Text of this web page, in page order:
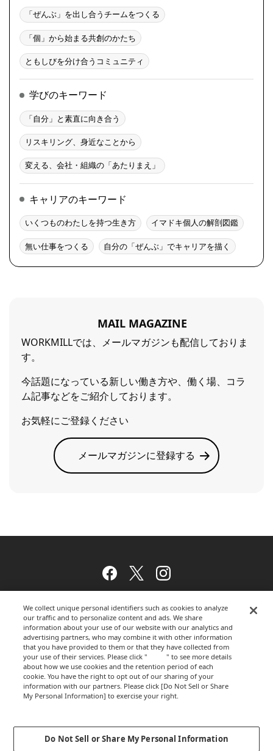
「ぜんぶ」を出し合うチームをつくる
「個」から始まる共創のかたち
ともしびを分け合うコミュニティ
学びのキーワード
「自分」と素直に向き合う
リスキリング、身近なことから
変える、会社・組織の「あたりまえ」
キャリアのキーワード
いくつものわたしを持つ生き方 イマドキ個人の解剖図鑑
無い仕事をつくる 自分の「ぜんぶ」でキャリアを描く
MAIL MAGAZINE
WORKMILLでは、メールマガジンも配信しておりま
す。
今話題になっている新しい働き方や、働く場、コラ
ム記事などをご紹介しております。
お気軽にご登録ください
メールマガジンに登録する
Facebook
TwitterInstagram
ウェブサイトのご利用について
プライバシーポリシー
We collect unique personal identifiers such as cookies to analyze
our traffic and to personalize content and ads. We share
information about your use of our website with our analytics and
advertising partners, who may combine it with other information
that you have provided to them or that they have collected from
your use of their services. Please click "
here" to see more details
about how we use cookies and the retention period of each
cookie. You have the right to opt out of our sharing of your
information with our partners. Please click [Do Not Sell or Share
My Personal Information] to exercise your right.
Do Not Sell or Share My Personal Information